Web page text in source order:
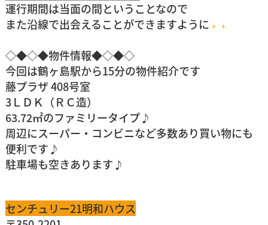
運行期間は当面の間ということなので
また沿線で出会えることができますように
◇◆◇◆物件情報◆◇◆◇
今回は鶴ヶ島駅から15分の物件紹介です
藤プラザ 408号室
3ＬＤＫ（ＲＣ造）
63.72㎡のファミリータイプ♪
周辺にスーパー・コンビニなど多数あり買い物にも
便利です♪
駐車場も空きあります♪
センチュリー21明和ハウス